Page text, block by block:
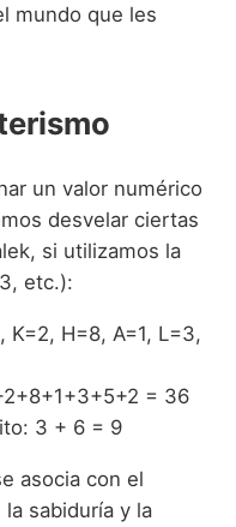
mundo que les
un valor numérico
desvelar ciertas
si utilizamos la
etc.):
K=2, H=8, A=1, L=3,
= 36
3 + 6 = 9
asocia con el
sabiduría y la